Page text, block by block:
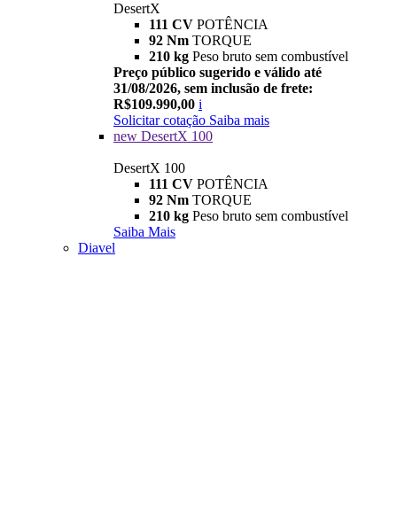
DesertX
111 CV POTÊNCIA
92 Nm TORQUE
210 kg Peso bruto sem combustível
Preço público sugerido e válido até
31/08/2026, sem inclusão de frete:
R$109.990,00 i
Solicitar cotação Saiba mais
new DesertX 100
DesertX 100
111 CV POTÊNCIA
92 Nm TORQUE
210 kg Peso bruto sem combustível
Saiba Mais
Diavel